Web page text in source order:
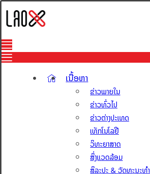
ເນື້ອຫາ
ຂ່າວພາຍໃນ
ຂ່າວທົ່ວໄປ
ຂ່າວຕ່າງປະເທດ
ເທັກໂນໂລຢີ
ວິທະຍາສາດ
ສິ່ງແວດລ້ອມ
ສິລະປະ & ວັດທະນະທຳ